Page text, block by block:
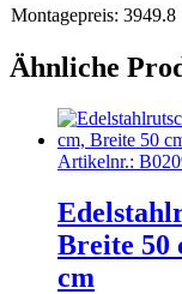
Montagepreis: 3949.8
Ähnliche
Artikelnr.:
Breite 50
cm